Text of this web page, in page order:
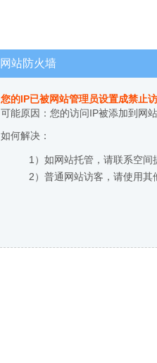
网站防火墙
您的IP已被网站管理员设置成禁止访
可能原因：您的访问IP被添加到网
如何解决：
1）如网站托管，请联系空间
2）普通网站访客，请使用其